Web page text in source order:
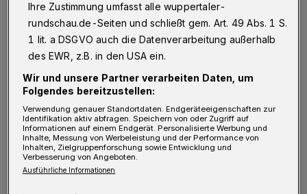
Foto: Bergische Uni
U nter dem Motto „Studieren auf Probe
für junge Frauen in Naturwissenschaft
und Technik“ können sich
Oberstufenschülerinnen und Abiturientinnen
Ihre Zustimmung umfasst alle wuppertaler-
rundschau.de-Seiten und schließt gem. Art. 49 Abs. 1 S.
1 lit. a DSGVO auch die Datenverarbeitung außerhalb
des EWR, z.B. in den USA ein.
Wir und unsere Partner verarbeiten Daten, um
Folgendes bereitzustellen:
Verwendung genauer Standortdaten. Endgeräteeigenschaften zur
Identifikation aktiv abfragen. Speichern von oder Zugriff auf
Informationen auf einem Endgerät. Personalisierte Werbung und
Inhalte, Messung von Werbeleistung und der Performance von
Inhalten, Zielgruppenforschung sowie Entwicklung und
Verbesserung von Angeboten.
Ausführliche Informationen